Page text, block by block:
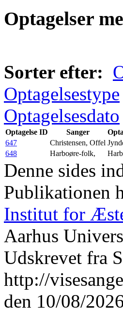
Optagelser
Sorter efter:
Optagelsestype
Optagelsesdato
Optagelse ID Sanger
647
Christensen, Offel
648
Harboøre-folk,
Denne sides
Publikationen
Institut for
Aarhus
Udskrevet fra
http://
den 10/08/